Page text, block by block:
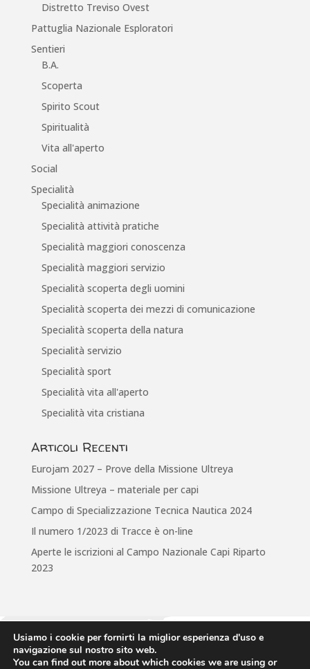
Distretto Treviso Ovest
Pattuglia Nazionale Esploratori
Sentieri
B.A.
Scoperta
Spirito Scout
Spiritualità
Vita all'aperto
Social
Specialità
Specialità animazione
Specialità attività pratiche
Specialità maggiori conoscenza
Specialità maggiori servizio
Specialità scoperta degli uomini
Specialità scoperta dei mezzi di comunicazione
Specialità scoperta della natura
Specialità servizio
Specialità sport
Specialità vita all'aperto
Specialità vita cristiana
Articoli Recenti
Eurojam 2027 – Prove della Missione Ultreya
Missione Ultreya – materiale per capi
Campo di Specializzazione Tecnica Nautica 2024
Il numero 1/2023 di Tracce è on-line
Aperte le iscrizioni al Campo Nazionale Capi Riparto
2023
Usiamo i cookie per fornirti la miglior esperienza d'uso e
navigazione sul nostro sito web.
You can find out more about which cookies we are using or
Associazione Italiana Guide e Scouts d'Europa Cattolici
via Anicia, 10 • 00153 Roma • tel: 065884430 • email: infofse@fse.it